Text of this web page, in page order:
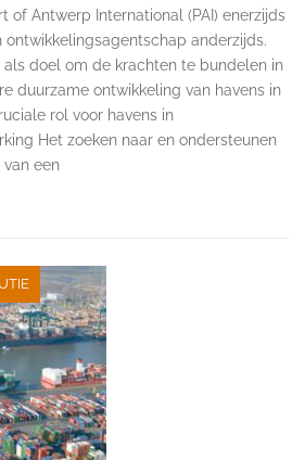
of Antwerp International (PAI) enerzijds
ontwikkelingsagentschap anderzijds.
als doel om de krachten te bundelen in
duurzame ontwikkeling van havens in
rol voor havens in
Het zoeken naar en ondersteunen
een